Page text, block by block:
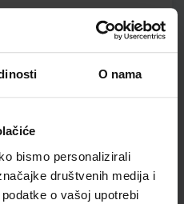
O nama
bismo personalizirali
društvenih medija i
o vašoj upotrebi
za 1. razred osnovne
broj ministarstva:7115
10,80 €